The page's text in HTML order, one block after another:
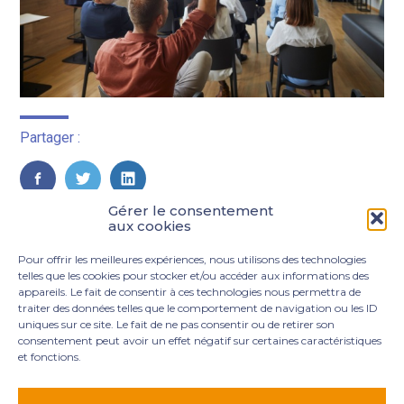
Gérer le consentement
aux cookies
Pour offrir les meilleures expériences, nous utilisons des technologies
telles que les cookies pour stocker et/ou accéder aux informations des
appareils. Le fait de consentir à ces technologies nous permettra de
traiter des données telles que le comportement de navigation ou les ID
uniques sur ce site. Le fait de ne pas consentir ou de retirer son
consentement peut avoir un effet négatif sur certaines caractéristiques
et fonctions.
Partager :
FaceBook
TwitterLinkedIn
Principale
3 rue Marie Dupil – La Plaine Petit Manoir – 97232 Le